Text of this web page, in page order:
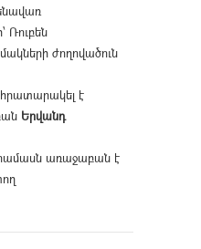
Ռուբեն
ժողովածուն
հրատարակել է
Երվանդ
առաջաբան է